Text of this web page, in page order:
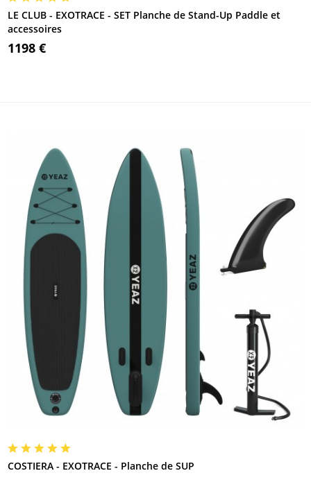
LE CLUB - EXOTRACE - SET Planche de Stand-Up Paddle et
accessoires
1198 €
COSTIERA - EXOTRACE - Planche de SUP